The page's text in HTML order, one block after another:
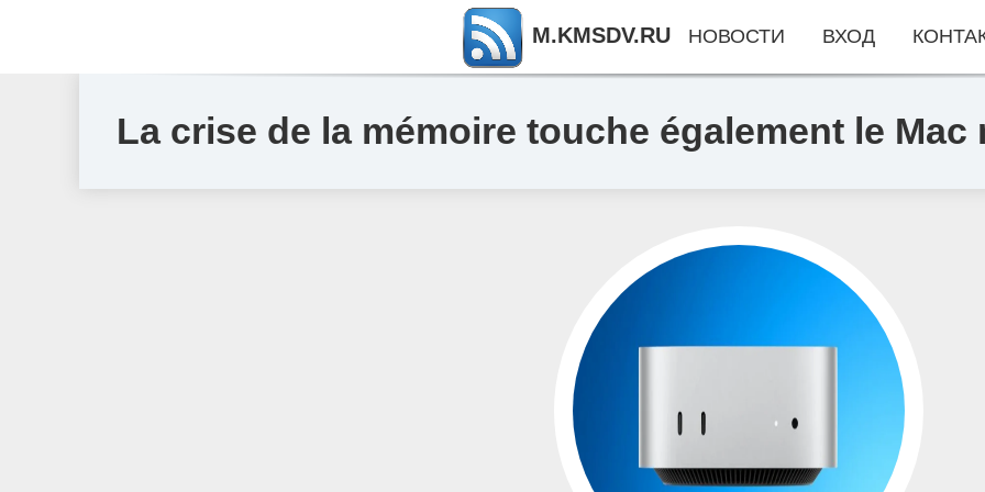
La crise de la mémoire touche également le Mac
M.KMSDV.RU НОВОСТИ ВХОД